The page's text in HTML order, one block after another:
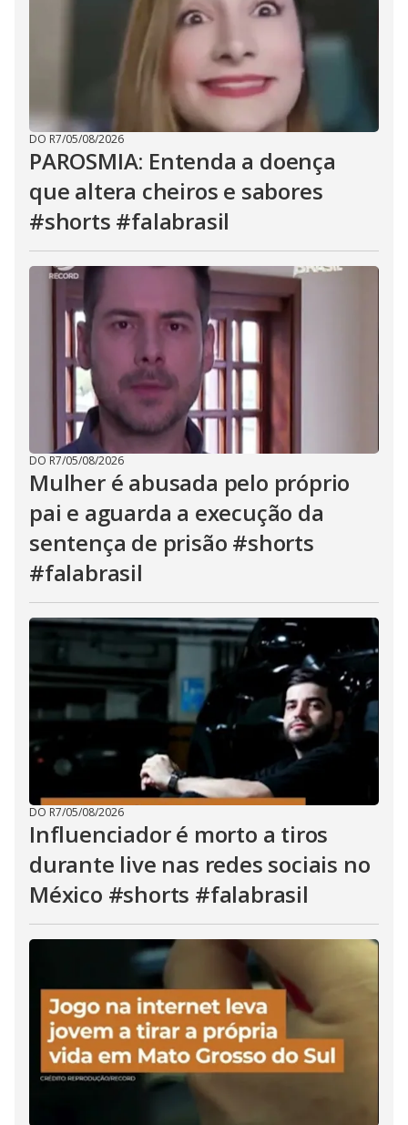
DO R7/05/08/2026
PAROSMIA: Entenda a doença
que altera cheiros e sabores
#shorts #falabrasil
DO R7/05/08/2026
Mulher é abusada pelo próprio
pai e aguarda a execução da
sentença de prisão #shorts
#falabrasil
DO R7/05/08/2026
Influenciador é morto a tiros
durante live nas redes sociais no
México #shorts #falabrasil